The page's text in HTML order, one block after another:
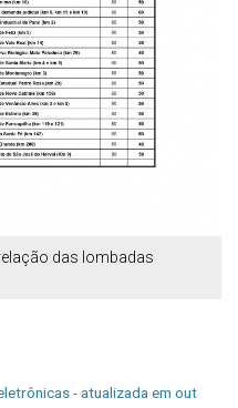
das lombadas
- atualizada em out